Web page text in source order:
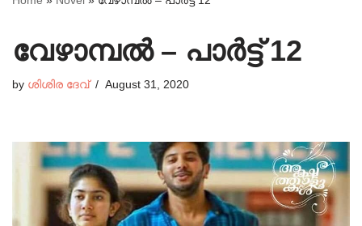
വേഴാമ്പൽ – പാർട്ട്‌ 12
by ശിശിര ദേവ് August 31, 2020